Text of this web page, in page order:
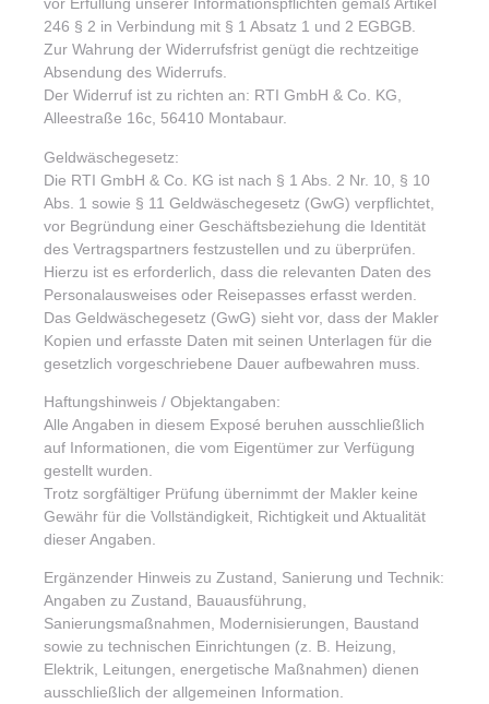
vor Erfüllung unserer Informationspflichten gemäß Artikel
246 § 2 in Verbindung mit § 1 Absatz 1 und 2 EGBGB.
Zur Wahrung der Widerrufsfrist genügt die rechtzeitige
Absendung des Widerrufs.
Der Widerruf ist zu richten an: RTI GmbH & Co. KG,
Alleestraße 16c, 56410 Montabaur.
Geldwäschegesetz:
Die RTI GmbH & Co. KG ist nach § 1 Abs. 2 Nr. 10, § 10
Abs. 1 sowie § 11 Geldwäschegesetz (GwG) verpflichtet,
vor Begründung einer Geschäftsbeziehung die Identität
des Vertragspartners festzustellen und zu überprüfen.
Hierzu ist es erforderlich, dass die relevanten Daten des
Personalausweises oder Reisepasses erfasst werden.
Das Geldwäschegesetz (GwG) sieht vor, dass der Makler
Kopien und erfasste Daten mit seinen Unterlagen für die
gesetzlich vorgeschriebene Dauer aufbewahren muss.
Haftungshinweis / Objektangaben:
Alle Angaben in diesem Exposé beruhen ausschließlich
auf Informationen, die vom Eigentümer zur Verfügung
gestellt wurden.
Trotz sorgfältiger Prüfung übernimmt der Makler keine
Gewähr für die Vollständigkeit, Richtigkeit und Aktualität
dieser Angaben.
Ergänzender Hinweis zu Zustand, Sanierung und Technik:
Angaben zu Zustand, Bauausführung,
Sanierungsmaßnahmen, Modernisierungen, Baustand
sowie zu technischen Einrichtungen (z. B. Heizung,
Elektrik, Leitungen, energetische Maßnahmen) dienen
ausschließlich der allgemeinen Information.